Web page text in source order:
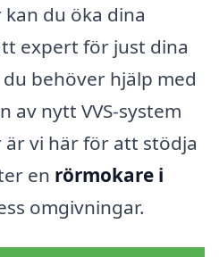
du öka dina
expert för just dina
behöver hjälp med
av nytt VVS-system
vi här för att stödja
en rörmokare i
omgivningar.